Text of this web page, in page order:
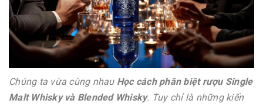
Chúng ta vừa cùng nhau Học cách phân biệt rượu Single
Malt Whisky và Blended Whisky. Tuy chỉ là những kiến